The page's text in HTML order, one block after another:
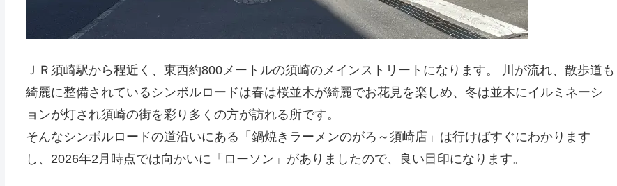
ＪＲ須崎駅から程近く、東西約800メートルの須崎のメインストリートになります。 川が流れ、散歩道も
綺麗に整備されているシンボルロードは春は桜並木が綺麗でお花見を楽しめ、冬は並木にイルミネーシ
ョンが灯され須崎の街を彩り多くの方が訪れる所です。
そんなシンボルロードの道沿いにある「鍋焼きラーメンのがろ～須崎店」は行けばすぐにわかります
し、2026年2月時点では向かいに「ローソン」がありましたので、良い目印になります。